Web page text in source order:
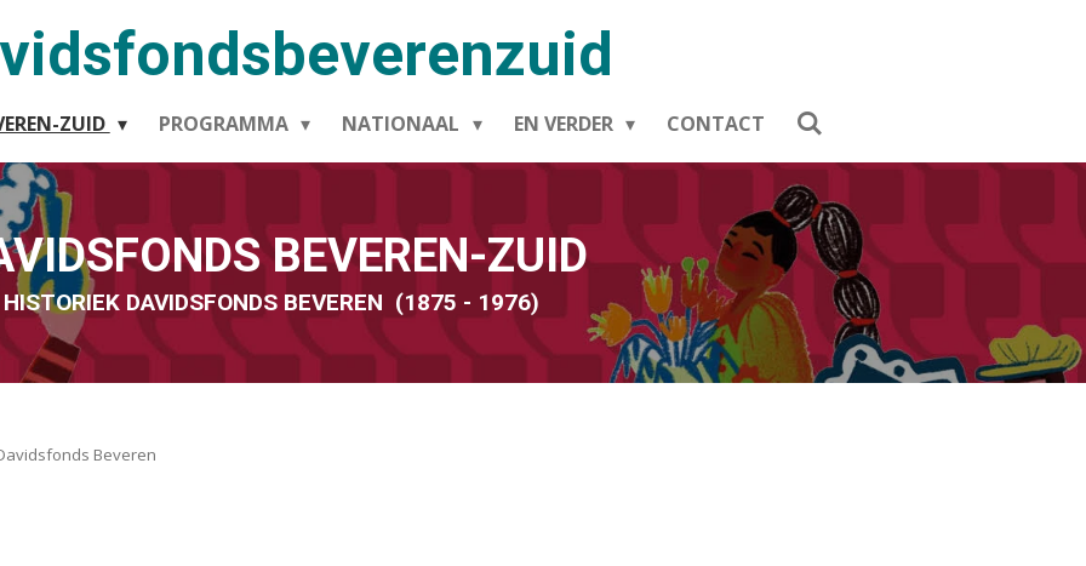
ZUID PROGRAMMA NATIONAAL EN VERDER CONTACT
BEVEREN-ZUID
HISTORIEK DAVIDSFONDS BEVEREN (1875 - 1976)
Beveren